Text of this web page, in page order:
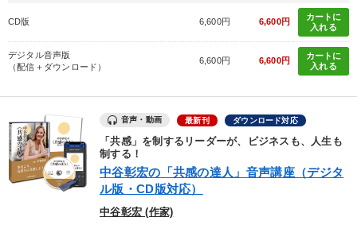
CD版 6,600円 6,600円
カートに
入れる
デジタル音声版
（配信＋ダウンロード）
6,600円 6,600円
カートに
入れる
音声・動画 最新刊 ダウンロード対応
「共感」を制するリーダーが、ビジネスも、人生も
制する！
中谷彰宏の「共感の達人」音声講座（デジタ
ル版・CD版対応）
中谷彰宏 (作家)